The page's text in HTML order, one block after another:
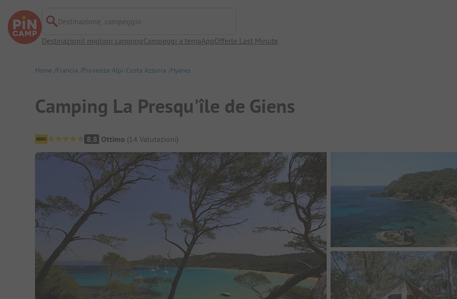
Destinazione, campeggio
DestinazioniI migliori campingCampeggi a temaAppOfferte Last Minute
Home Francia Provenza-Alpi-Costa Azzurra Hyères
Camping La Presqu'île de Giens
Panoramica del campeggio
8.8 Ottimo (14 Valutazioni)